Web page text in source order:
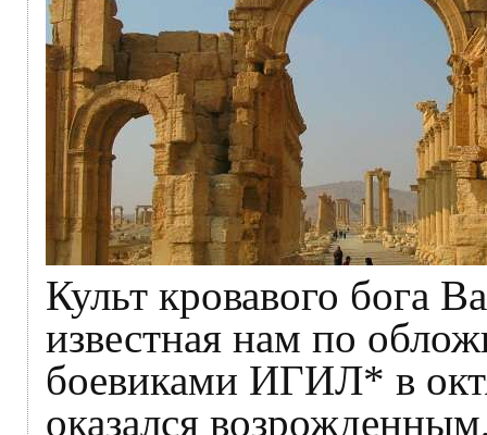
Культ кровавого бога
известная нам по
боевиками ИГИЛ* в
оказался